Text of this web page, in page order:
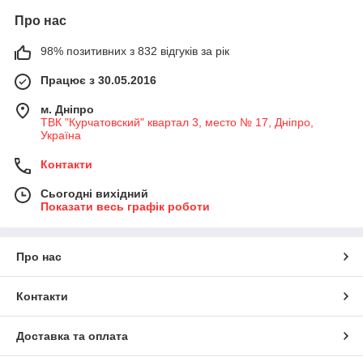
Про нас
98% позитивних з 832 відгуків за рік
Працює з 30.05.2016
м. Дніпро
ТВК "Курчатовский" квартал 3, место № 17, Дніпро,
Україна
Контакти
Сьогодні вихідний
Показати весь графік роботи
Про нас
Контакти
Доставка та оплата